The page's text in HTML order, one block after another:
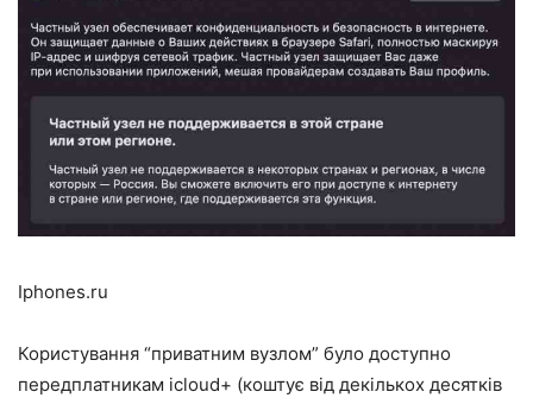
Iphones.ru
Користування “приватним вузлом” було доступно
передплатникам icloud+ (коштує від декількох десятків